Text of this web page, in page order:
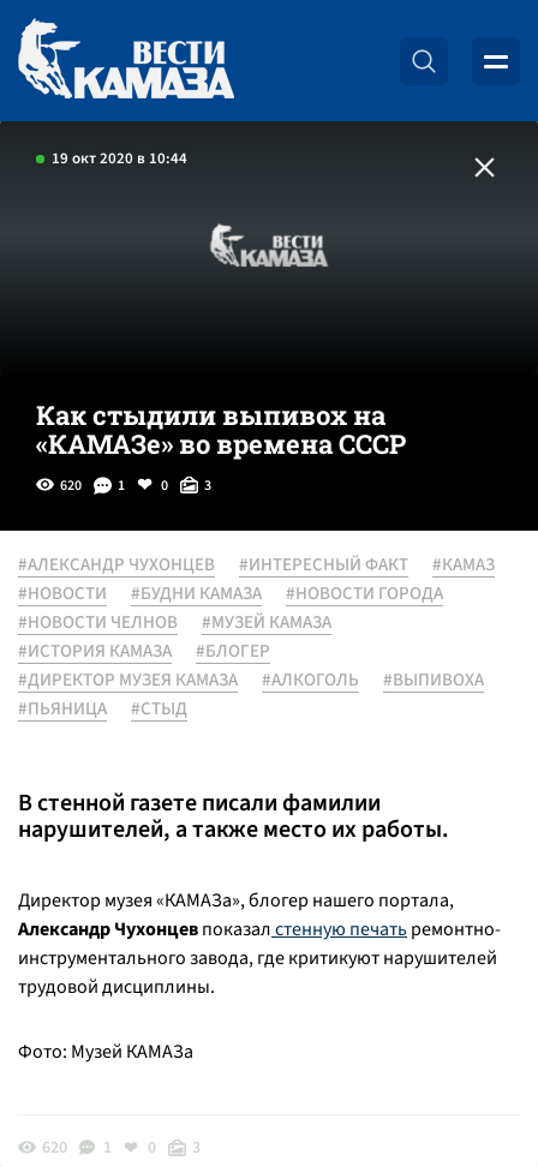
19 окт 2020 в 10:44
Как стыдили выпивох на
«КАМАЗе» во времена СССР
620 1 0 3
#АЛЕКСАНДР ЧУХОНЦЕВ #ИНТЕРЕСНЫЙ ФАКТ
#КАМАЗ
#НОВОСТИ
#БУДНИ КАМАЗА
#НОВОСТИ ГОРОДА
#НОВОСТИ ЧЕЛНОВ
#МУЗЕЙ КАМАЗА
#ИСТОРИЯ КАМАЗА
#БЛОГЕР
#ДИРЕКТОР МУЗЕЯ КАМАЗА
#АЛКОГОЛЬ
#ВЫПИВОХА
#ПЬЯНИЦА
#СТЫД
В стенной газете писали фамилии
нарушителей, а также место их работы.
Директор музея «КАМАЗа», блогер нашего портала,
Александр Чухонцевпоказалстенную печатьремонтно-
инструментального завода, где критикуют нарушителей
трудовой дисциплины.
Фото: Музей КАМАЗа
620 1 0 3